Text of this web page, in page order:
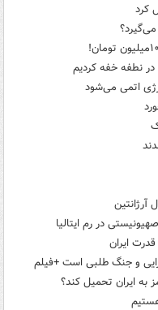
کرد
می‌گیرد؟
نطفه خفه کردیم
اتمی می‌شود
در رم ایتالیا
ایران
و جنگ طلبی است +فیلم
به ایران تحمیل کند؟